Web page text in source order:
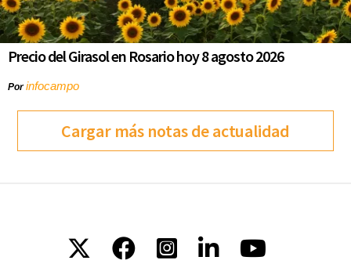
Precio del Girasol en Rosario hoy 8 agosto 2026
Porinfocampo
Cargar más notas de actualidad